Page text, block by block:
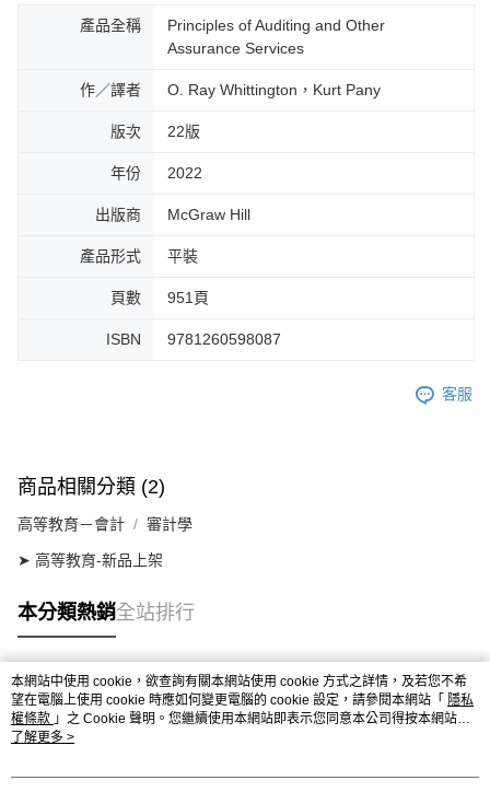
產品全稱
Principles of Auditing and Other
Assurance Services
作／譯者 O. Ray Whittington，Kurt Pany
版次 22版
年份 2022
出版商 McGraw Hill
產品形式 平裝
頁數 951頁
ISBN 9781260598087
客服
商品相關分類 (2)
高等教育－會計 審計學
➤ 高等教育-新品上架
本分類熱銷全站排行
熱門標籤
本網站中使用 cookie，欲查詢有關本網站使用 cookie 方式之詳情，及若您不希
望在電腦上使用 cookie 時應如何變更電腦的 cookie 設定，請參閱本網站「 隱私
權條款 」之 Cookie 聲明。您繼續使用本網站即表示您同意本公司得按本網站使
用條款之 Cookie 聲明使用 cookie。
了解更多 >